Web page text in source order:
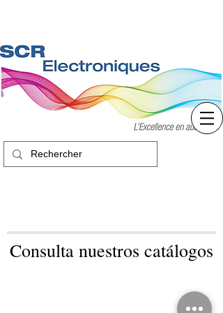
Consulta nuestros catálogos